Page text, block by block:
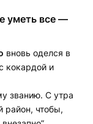
уметь все —
вновь оделся в
кокардой и
званию. С утра
район, чтобы,